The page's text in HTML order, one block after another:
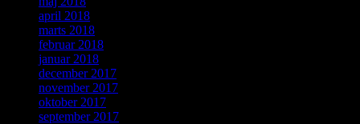
april 2018
marts 2018
februar 2018
januar 2018
december 2017
november 2017
oktober 2017
september 2017